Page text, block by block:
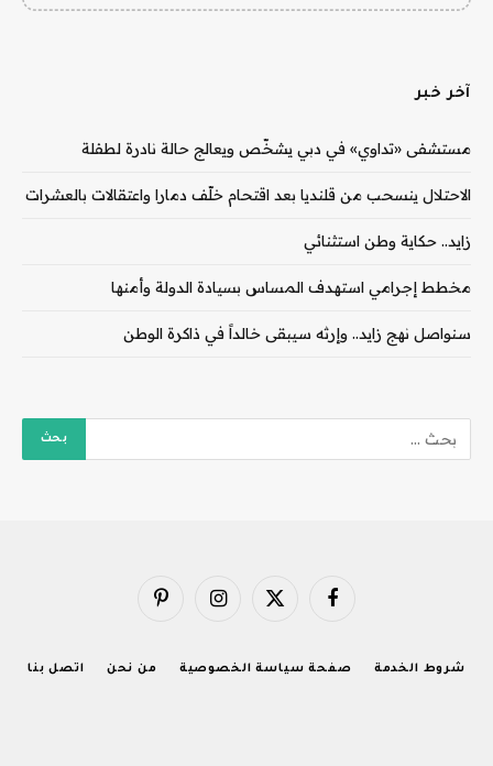
آخر خبر
مستشفى «تداوي» في دبي يشخّص ويعالج حالة نادرة لطفلة
الاحتلال ينسحب من قلنديا بعد اقتحام خلّف دمارا واعتقالات بالعشرات
زايد.. حكاية وطن استثنائي
مخطط إجرامي استهدف المساس بسيادة الدولة وأمنها
سنواصل نهج زايد.. وإرثه سيبقى خالداً في ذاكرة الوطن
فيسبوك X
الانستغرامبينتيريست
شروط الخدمة صفحة سياسة الخصوصية من نحن اتصل بنا